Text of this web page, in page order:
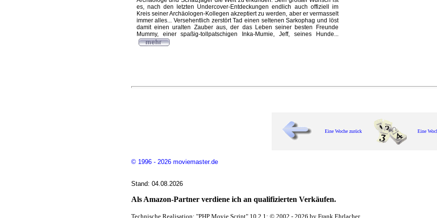
es, nach den letzten Undercover-Entdeckungen endlich auch offiziell im
Kreis seiner Archäologen-Kollegen akzeptiert zu werden, aber er vermasselt
immer alles... Versehentlich zerstört Tad einen seltenen Sarkophag und löst
damit einen uralten Zauber aus, der das Leben seiner besten Freunde
Mummy, einer spaßig-tollpatschigen Inka-Mumie, Jeff, seines Hunde...
Eine Woche zurück Eine
© 1996 - 2026 moviemaster.de
Stand: 04.08.2026
Als Amazon-Partner verdiene ich an qualifizierten Verkäufen.
Technische Realisation: "PHP Movie Script" 10.2.1; © 2002 - 2026 by Frank Ehrlacher